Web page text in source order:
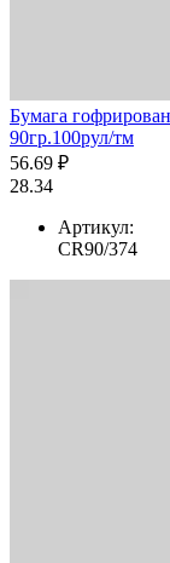
Бумага
90гр.100рул/тм
56.69 ₽
28.34
Артикул:
CR90/374